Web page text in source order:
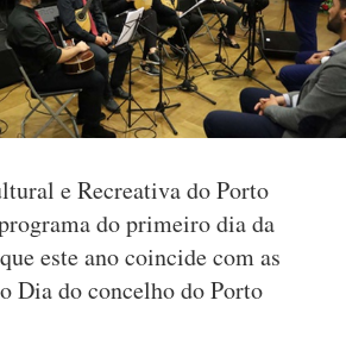
e Recreativa do Porto
do primeiro dia da
este ano coincide com as
Dia do concelho do Porto